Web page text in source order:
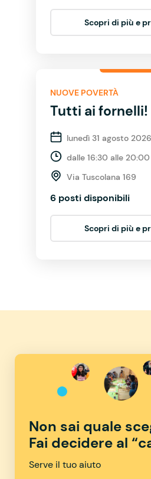
Scopri di più e
NUOVE POVERTÀ
Tutti ai fornelli!
lunedì 31 agosto 2026
dalle 16:30 alle 20:00
Via Tuscolana 169
6 posti disponibili
Scopri di più e
Non sai quale
Fai decidere al
Serve il tuo aiuto